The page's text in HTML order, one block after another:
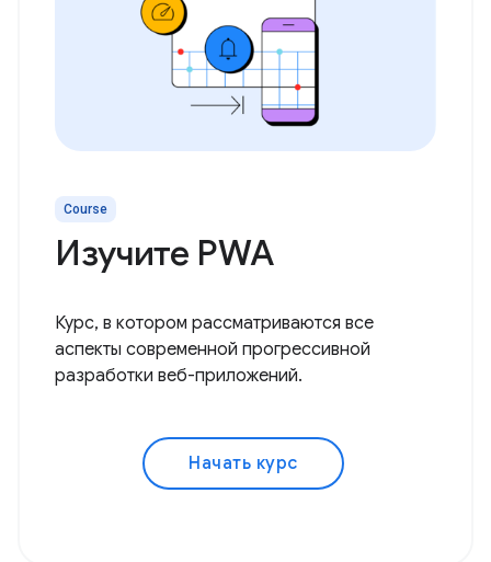
Course
Изучите PWA
Курс, в котором рассматриваются все
аспекты современной прогрессивной
разработки веб-приложений.
Начать курс